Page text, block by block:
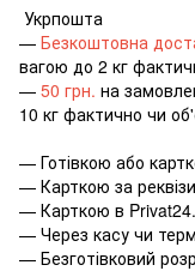
Укрпошта
— Безкоштовна
вагою до 2 кг
— 50 грн. на
10 кг фактично чи
— Готівкою або
— Карткою за
— Карткою в Privat24.
— Через касу чи
— Безготівковий